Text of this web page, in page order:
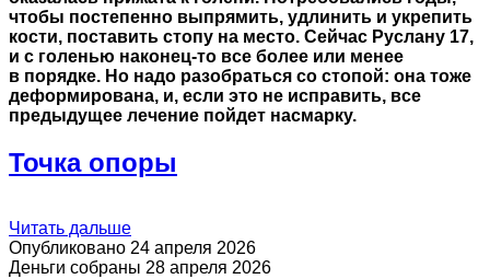
чтобы постепенно выпрямить, удлинить и укрепить
кости, поставить стопу на место. Сейчас Руслану 17,
и с голенью наконец-то все более или менее
в порядке. Но надо разобраться со стопой: она тоже
деформирована, и, если это не исправить, все
предыдущее лечение пойдет насмарку.
Точка опоры
Читать дальше
Опубликовано 24 апреля 2026
Деньги собраны 28 апреля 2026